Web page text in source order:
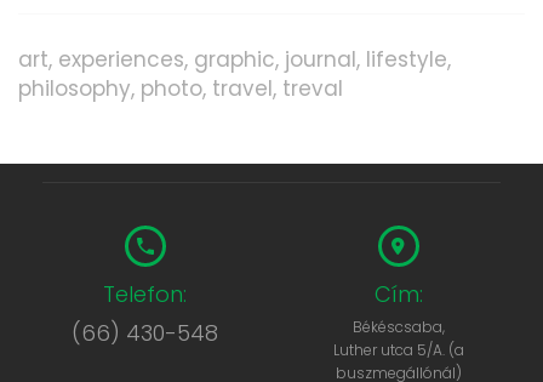
art experiences graphic journal lifestyle
philosophy photo travel treval
Telefon:
(66) 430-548
Cím:
Békéscsaba,
Luther utca 5/A. (a
buszmegállónál)